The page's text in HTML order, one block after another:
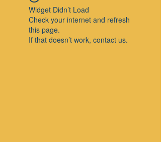
Widget Didn’t Load
Check your internet and refresh
this page.
If that doesn’t work, contact us.